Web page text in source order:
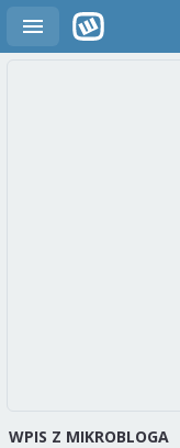
WPIS Z MIKROBLOGA